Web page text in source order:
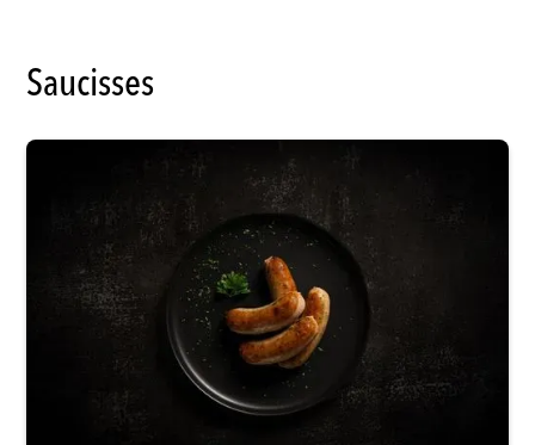
Saucisses